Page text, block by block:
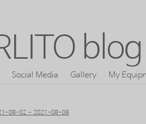
blog
Social Media Gallery My
08-02 ~ 2021-08-08